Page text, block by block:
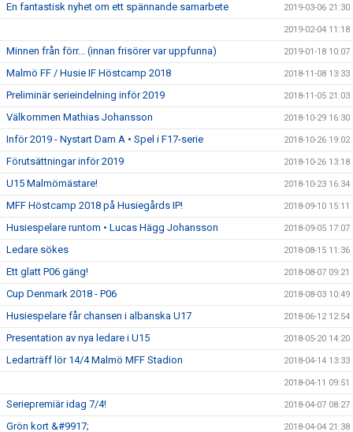
En fantastisk nyhet om ett spännande samarbete 2019-03-06 21:30
2019-02-04 11:18
Minnen från förr... (innan frisörer var uppfunna) 2019-01-18 10:07
Malmö FF / Husie IF Höstcamp 2018 2018-11-08 13:33
Preliminär serieindelning inför 2019 2018-11-05 21:03
Välkommen Mathias Johansson 2018-10-29 16:30
Inför 2019 - Nystart Dam A • Spel i F17-serie 2018-10-26 19:02
Förutsättningar inför 2019 2018-10-26 13:18
U15 Malmömästare! 2018-10-23 16:34
MFF Höstcamp 2018 på Husiegårds IP! 2018-09-10 15:11
Husiespelare runtom • Lucas Hägg Johansson 2018-09-05 17:07
Ledare sökes 2018-08-15 11:36
Ett glatt P06 gäng! 2018-08-07 09:21
Cup Denmark 2018 - P06 2018-08-03 10:49
Husiespelare får chansen i albanska U17 2018-06-12 12:54
Presentation av nya ledare i U15 2018-05-20 14:20
Ledarträff lör 14/4 Malmö MFF Stadion 2018-04-14 13:33
2018-04-11 09:51
Seriepremiär idag 7/4! 2018-04-07 08:27
Grön kort &#9917; 2018-04-04 21:38